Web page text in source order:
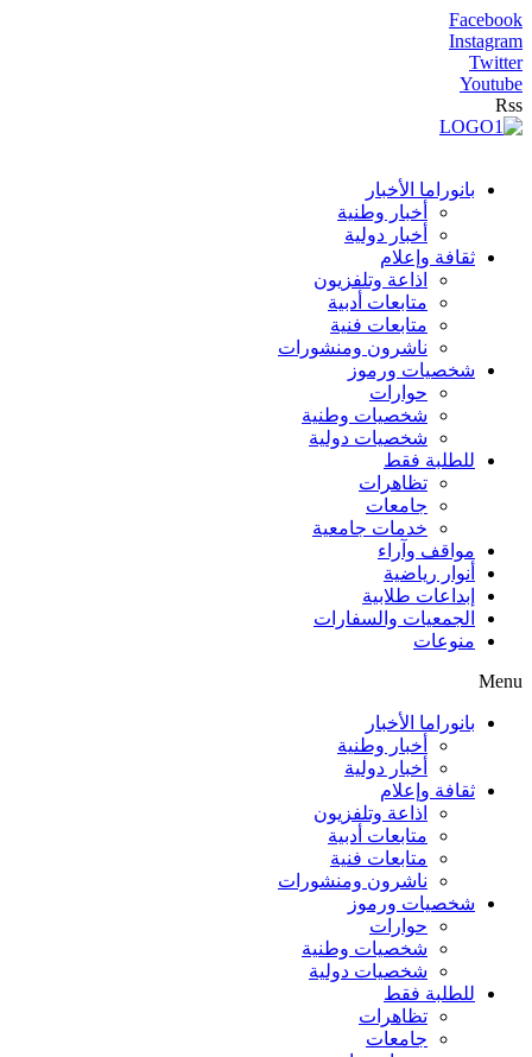
Facebook
Instagram
Twitter
Youtube
Rss
بانوراما الأخبار
أخبار وطنية
أخبار دولية
ثقافة وإعلام
اذاعة وتلفزيون
متابعات أدبية
متابعات فنية
ناشرون ومنشورات
شخصيات ورموز
حوارات
شخصيات وطنية
شخصيات دولية
للطلبة فقط
تظاهرات
جامعات
خدمات جامعية
مواقف وآراء
أنوار رياضية
إبداعات طلابية
الجمعيات والسفارات
منوعات
Menu
بانوراما الأخبار
أخبار وطنية
أخبار دولية
ثقافة وإعلام
اذاعة وتلفزيون
متابعات أدبية
متابعات فنية
ناشرون ومنشورات
شخصيات ورموز
حوارات
شخصيات وطنية
شخصيات دولية
للطلبة فقط
تظاهرات
جامعات